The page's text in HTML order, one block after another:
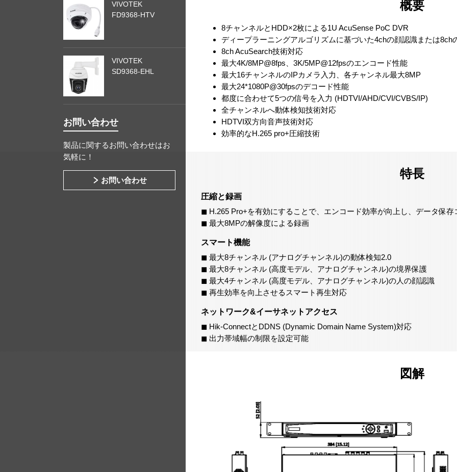
概要
8チャンネルとHDD×2枚による1U AcuSense PoC DVR
ディープラーニングアルゴリズムに基づいた4chの顔認識または8ch
8ch AcuSearch技術対応
最大4K/8MP@8fps、3K/5MP@12fpsのエンコード性能
最大16チャンネルのIPカメラ入力、各チャンネル最大8MP
最大24*1080P@30fpsのデコード性能
都度に合わせて5つの信号を入力 (HDTVI/AHD/CVI/CVBS/IP)
全チャンネルへ動体検知技術対応
HDTVI双方向音声技術対応
効率的なH.265 pro+圧縮技術
特長
圧縮と録画
◼ H.265 Pro+を有効にすることで、エンコード効率が向上し、データ保存
◼ 最大8MPの解像度による録画
スマート機能
◼ 最大8チャンネル (アナログチャンネル)の動体検知2.0
◼ 最大8チャンネル (高度モデル、アナログチャンネル)の境界保護
◼ 最大4チャンネル (高度モデル、アナログチャンネル)の人の顔認識
◼ 再生効率を向上させるスマート再生対応
ネットワーク&イーサネットアクセス
◼ Hik-ConnectとDDNS (Dynamic Domain Name System)対応
◼ 出力帯域幅の制限を設定可能
図解
VIVOTEK
FD9368-HTV
VIVOTEK
SD9368-EHL
お問い合わせ
製品に関するお問い合わせはお
気軽に！
お問い合わせ